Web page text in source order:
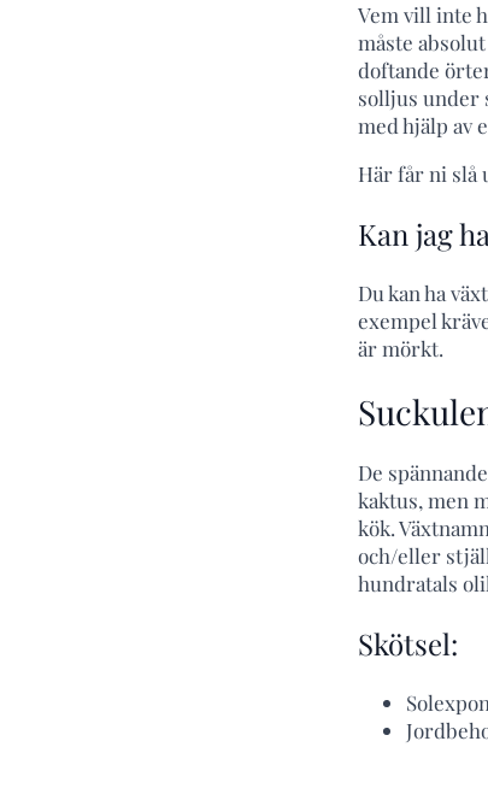
Vem vill inte
måste
doftande
solljus under
med hjälp av
Här får ni slå
Kan jag
Du kan ha
exempel
är mörkt.
De
kaktus, men
kök.
och/eller
hundratals
Skötsel: